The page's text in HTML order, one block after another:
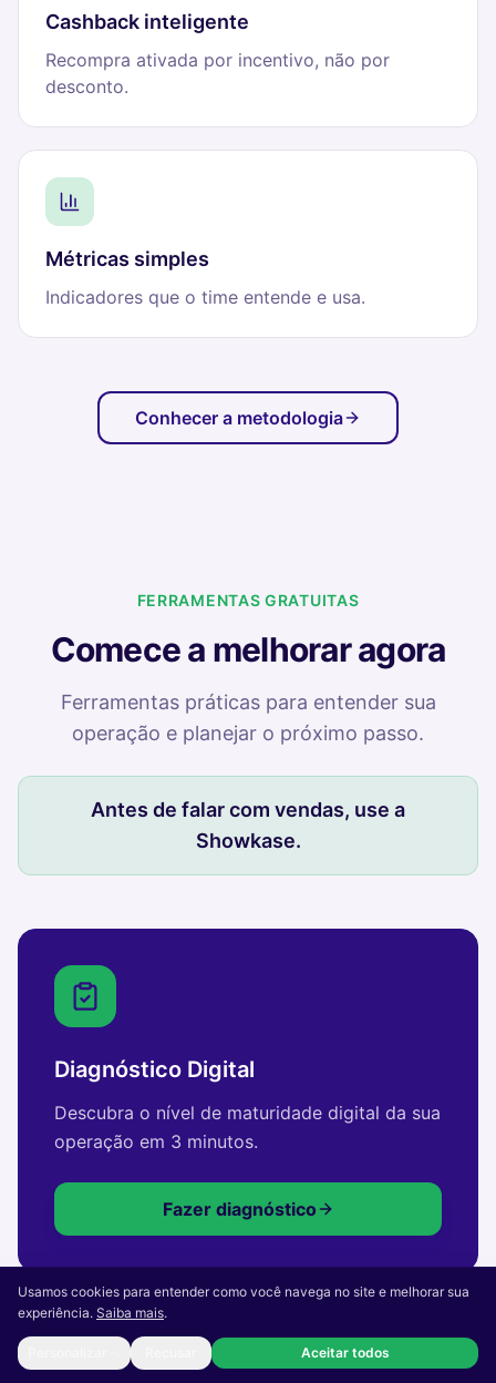
Usamos cookies para entender como você navega no site e melhorar sua
experiência. Saiba mais.
Aceitar todos
Cashback inteligente
Recompra ativada por incentivo, não por
desconto.
Métricas simples
Indicadores que o time entende e usa.
Conhecer a metodologia
FERRAMENTAS GRATUITAS
Comece a melhorar agora
Ferramentas práticas para entender sua
operação e planejar o próximo passo.
Antes de falar com vendas, use a
Showkase.
Diagnóstico Digital
Descubra o nível de maturidade digital da sua
operação em 3 minutos.
Fazer diagnóstico